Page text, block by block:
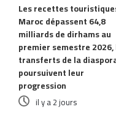
Les recettes
Maroc dépassent 64,8
milliards de dirhams au
premier semestre
transferts de la
poursuivent leur
progression
il y a 2 jours